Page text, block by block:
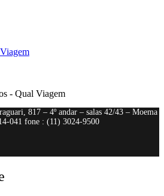
- Qual Viagem
817 – 4º andar – salas 42/43 – Moema
041 fone : (11) 3024-9500